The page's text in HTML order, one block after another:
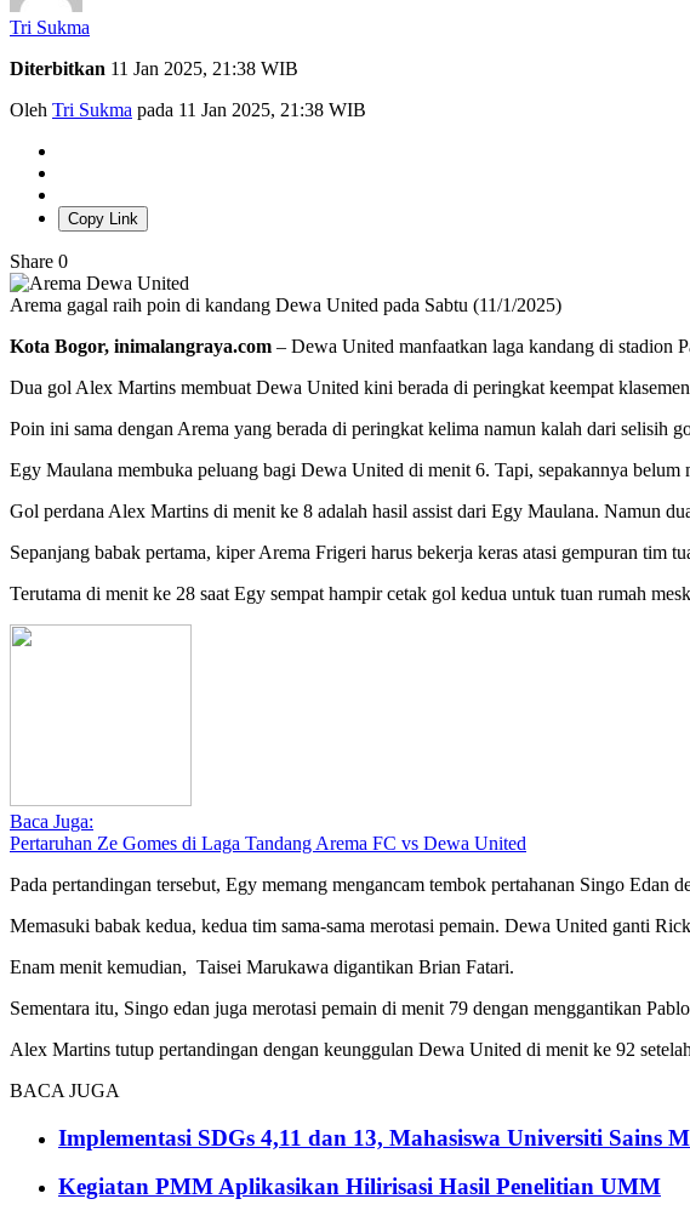
Tri Sukma
Diterbitkan 11 Jan 2025, 21:38 WIB
Oleh Tri Sukma pada 11 Jan 2025, 21:38 WIB
Copy Link
Share 0
Arema gagal raih poin di kandang Dewa United pada Sabtu (11/1/2025)
Kota Bogor, inimalangraya.com – Dewa United manfaatkan laga kandang di stadion
Dua gol Alex Martins membuat Dewa United kini berada di peringkat keempat
Poin ini sama dengan Arema yang berada di peringkat kelima namun kalah dari selisih
Egy Maulana membuka peluang bagi Dewa United di menit 6. Tapi, sepakannya belum
Gol perdana Alex Martins di menit ke 8 adalah hasil assist dari Egy Maulana. Namun
Sepanjang babak pertama, kiper Arema Frigeri harus bekerja keras atasi gempuran tim
Terutama di menit ke 28 saat Egy sempat hampir cetak gol kedua untuk tuan rumah
Baca Juga:
Pertaruhan Ze Gomes di Laga Tandang Arema FC vs Dewa United
Pada pertandingan tersebut, Egy memang mengancam tembok pertahanan Singo Edan
Memasuki babak kedua, kedua tim sama-sama merotasi pemain. Dewa United ganti
Enam menit kemudian, Taisei Marukawa digantikan Brian Fatari.
Sementara itu, Singo edan juga merotasi pemain di menit 79 dengan menggantikan
Alex Martins tutup pertandingan dengan keunggulan Dewa United di menit ke 92
BACA JUGA
Implementasi SDGs 4,11 dan 13, Mahasiswa Universiti
Kegiatan PMM Aplikasikan Hilirisasi Hasil Penelitian UMM